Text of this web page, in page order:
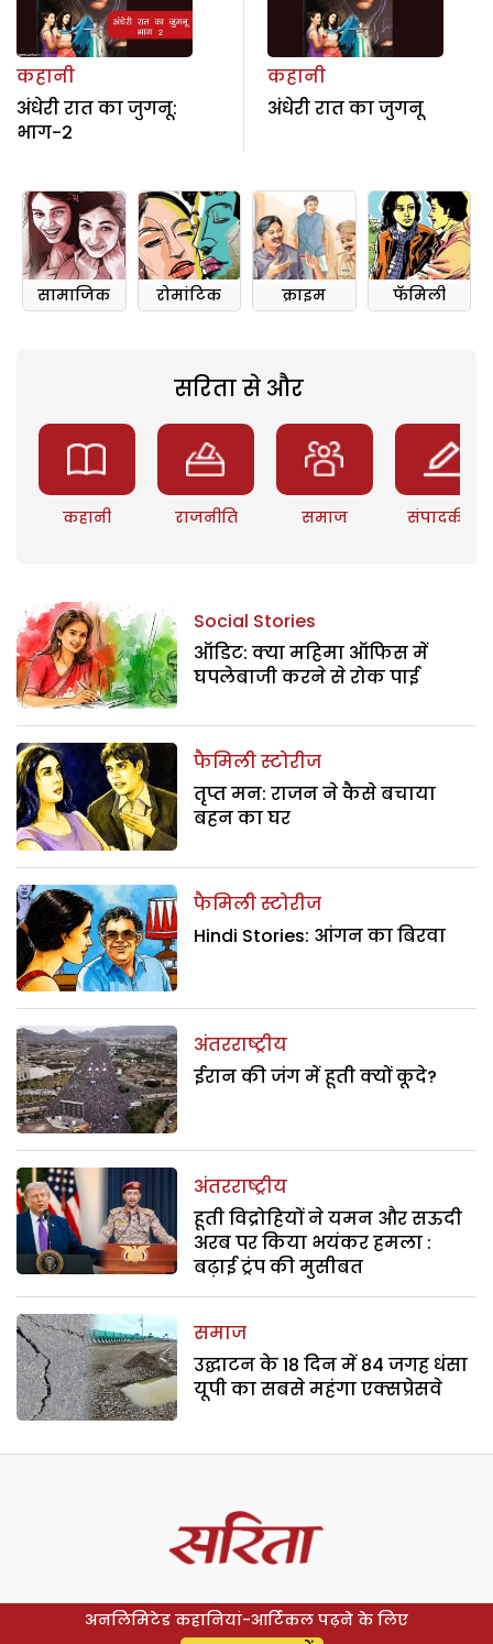
कहानी
अंधेरी रात का जुगनू:
भाग-2
कहानी
अंधेरी रात का जुगनू
सामाजिक रोमांटिक क्राइम फॅमिली
सरिता से और
कहानी राजनीति समाज संपादकीय
Social Stories
ऑडिट: क्या महिमा ऑफिस में
घपलेबाजी करने से रोक पाई
फैमिली स्टोरीज
तृप्त मन: राजन ने कैसे बचाया
बहन का घर
फैमिली स्टोरीज
Hindi Stories: आंगन का बिरवा
अंतरराष्ट्रीय
ईरान की जंग में हूती क्यों कूदे?
अंतरराष्ट्रीय
हूती विद्रोहियों ने यमन और सऊदी
अरब पर किया भयंकर हमला :
बढ़ाई ट्रंप की मुसीबत
समाज
उद्घाटन के 18 दिन में 84 जगह धंसा
यूपी का सबसे महंगा एक्सप्रेसवे
अनलिमिटेड कहानियां-आर्टिकल पढ़ने के लिए